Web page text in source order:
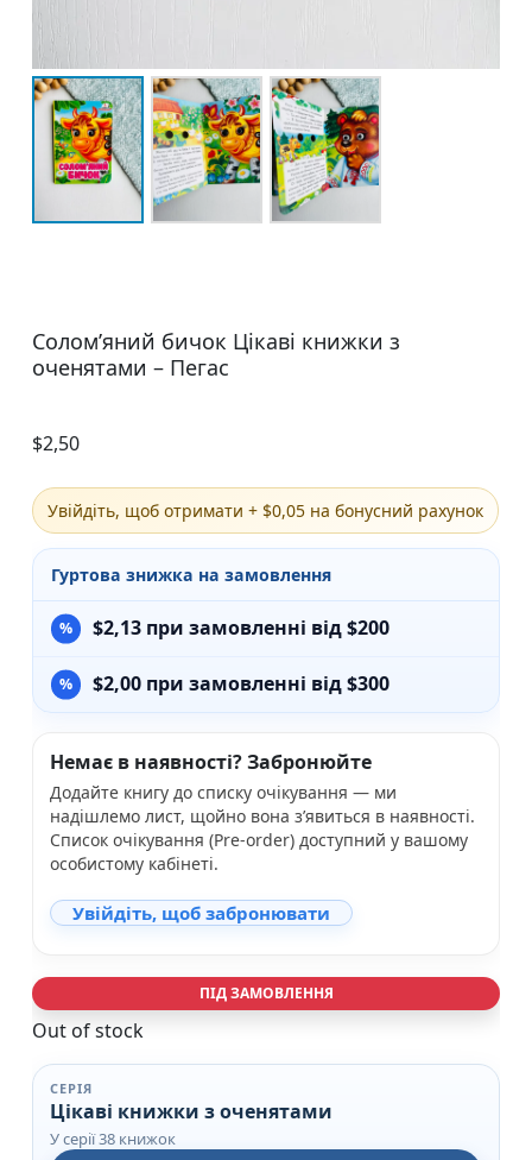
Солом’яний бичок Цікаві книжки з
оченятами – Пегас
$2,50
Увійдіть, щоб отримати + $0,05 на бонусний рахунок
Гуртова знижка на замовлення
$2,13 при замовленні від $200
$2,00 при замовленні від $300
Немає в наявності? Забронюйте
Додайте книгу до списку очікування — ми
надішлемо лист, щойно вона з’явиться в наявності.
Список очікування (Pre-order) доступний у вашому
особистому кабінеті.
Увійдіть, щоб забронювати
ПІД ЗАМОВЛЕННЯ
Out of stock
СЕРІЯ
Цікаві книжки з оченятами
У серії 38 книжок